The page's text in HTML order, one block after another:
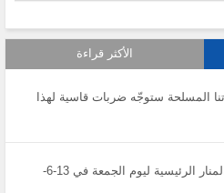
الأكثر قراءة
المسلحة ستوجّه ضربات قاسية لهذا
مقدمة نشرة أخبار المنار الرئيسية ليوم الجمعة في 13-6-